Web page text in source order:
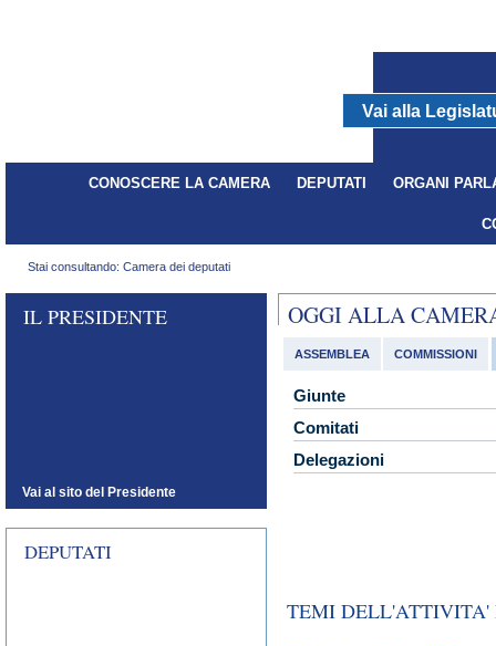
Vai alla
CONOSCERE LA CAMERA DEPUTATI ORGANI
Stai consultando: Camera dei deputati
OGGI ALLA
ASSEMBLEA COMMISSIONI
Giunte
Comitati
Delegazioni
TEMI DELL'ATTIVITA'
IL PRESIDENTE
Vai al sito del Presidente
DEPUTATI